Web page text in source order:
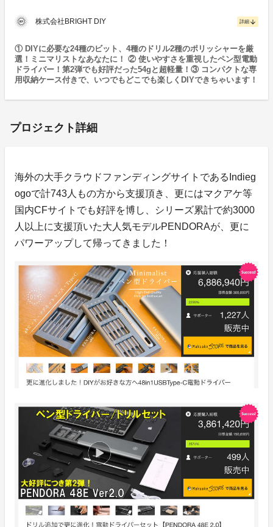
株式会社BRIGHT DIY 詳細 arrow_downward
① DIYに必要な24種のビット、4種のドリル2種のポリッシャーを厳
選！ミニマリストなあなたに！ ② 使いやすさを重視したペン型電動
ドライバー！第2弾でも好評だった54gと超軽量！③ コンパクトな専
用収納ケース付きで、いつでもどこでも楽しくDIYできちゃいます！
プロジェクト詳細
海外の大手クラウドファンディングサイトであるIndieg
ogoで計743人もの方から支援頂き、更にはマクアケ等
国内CFサイトでも好評を博し、シリーズ累計で約3000
人以上に支援頂いた大人気モデルPENDORAが、更に
パワーアップして帰ってきました！